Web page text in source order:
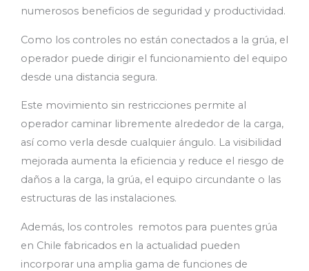
numerosos beneficios de seguridad y productividad.
Como los controles no están conectados a la grúa, el
operador puede dirigir el funcionamiento del equipo
desde una distancia segura.
Este movimiento sin restricciones permite al
operador caminar libremente alrededor de la carga,
así como verla desde cualquier ángulo. La visibilidad
mejorada aumenta la eficiencia y reduce el riesgo de
daños a la carga, la grúa, el equipo circundante o las
estructuras de las instalaciones.
Además, los controles remotos para puentes grúa
en Chile fabricados en la actualidad pueden
incorporar una amplia gama de funciones de